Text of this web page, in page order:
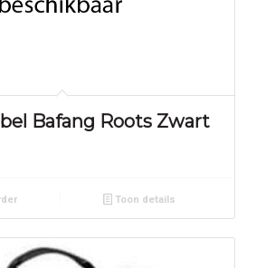
Bafang Roots Zwart
Toon details